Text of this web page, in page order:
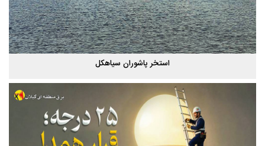
استخر پاشوران سیاهکل